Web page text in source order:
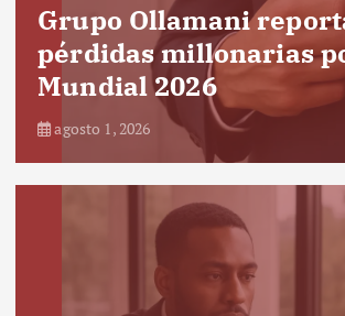
Grupo Ollamani
pérdidas millonarias
Mundial 2026
agosto 1, 2026